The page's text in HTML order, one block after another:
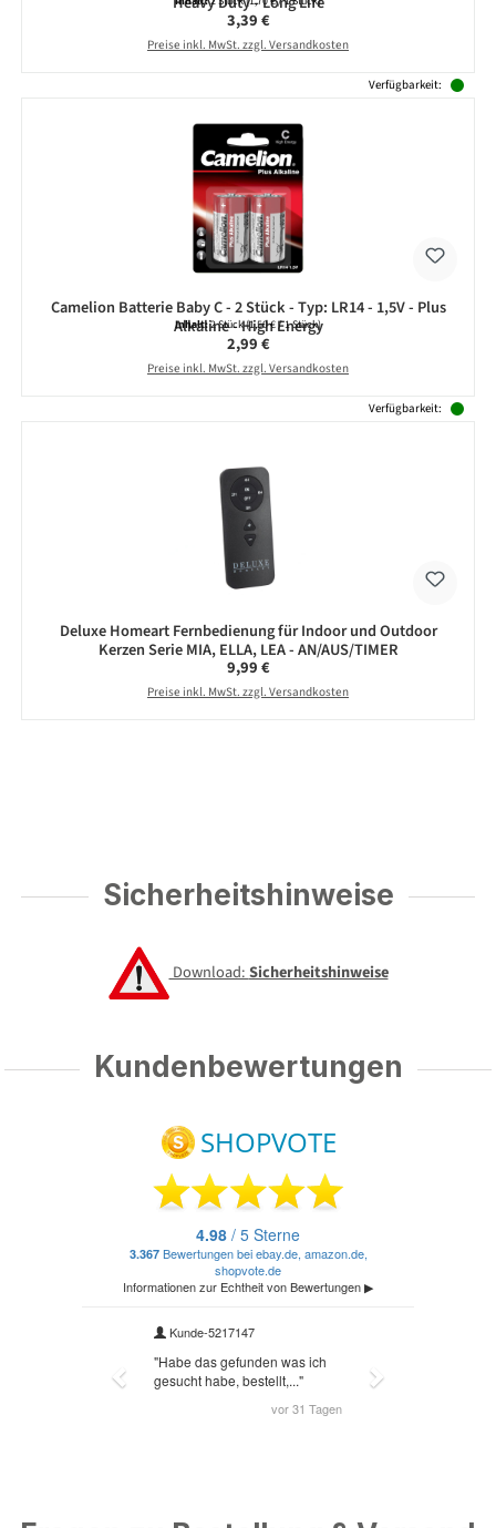
Regulärer Preis:
3,39 €
Preise inkl. MwSt. zzgl. Versandkosten
Verfügbarkeit:
Camelion Batterie Baby C - 2 Stück - Typ: LR14 - 1,5V - Plus
Alkaline - High Energy
Inhalt:2 Stück(1,50 € / 1 Stück)
Regulärer Preis:
2,99 €
Preise inkl. MwSt. zzgl. Versandkosten
Verfügbarkeit:
Deluxe Homeart Fernbedienung für Indoor und Outdoor
Kerzen Serie MIA, ELLA, LEA - AN/AUS/TIMER
Regulärer Preis:
9,99 €
Preise inkl. MwSt. zzgl. Versandkosten
Sicherheitshinweise
Download:Sicherheitshinweise
Kundenbewertungen